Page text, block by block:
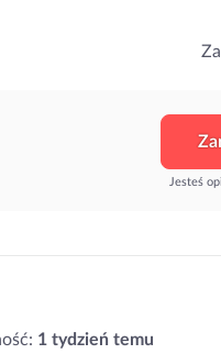
Jesteś
1 tydzień temu